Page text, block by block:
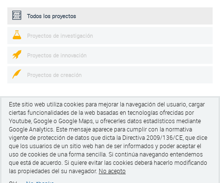
Todos los proyectos
Proyectos de investigación
Proyectos de innovación
Proyectos de creación
Universitat de Barcelona
Pg de la Vall d'Hebrón 171, Edifici Llevant 005
CP 08035 Barcelona
tel +34 93 403 50 65
Este sitio web utiliza cookies para mejorar la navegación del usuario, cargar
ciertas funcionalidades de la web basadas en tecnologías ofrecidas por
Youtube, Google o Google Maps, u ofrecerles datos estadísticos mediante
Google Analytics. Este mensaje aparece para cumplir con la normativa
vigente de protección de datos que dicta la Directiva 2009/136/CE, que dice
que los usuarios de un sitio web han de ser informados y poder aceptar el
uso de cookies de una forma sencilla. Si continúa navegando entendemos
que está de acuerdo. Si quiere evitar las cookiesdeberá hacerlo modificando
las propiedades del su navegador. No acepto